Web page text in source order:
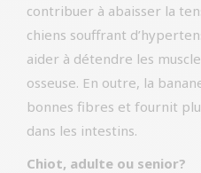
contribuer à abaisser la
chiens souffrant
aider à détendre les
osseuse. En outre, la
bonnes fibres et fournit
dans les intestins.
Chiot, adulte ou senior?